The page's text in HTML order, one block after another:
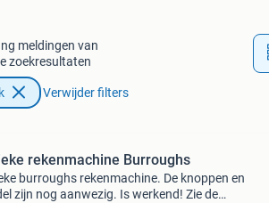
meldingen van
zoekresultaten
Verwijder filters
rekenmachine Burroughs
burroughs rekenmachine. De knoppen en
zijn nog aanwezig. Is werkend! Zie de